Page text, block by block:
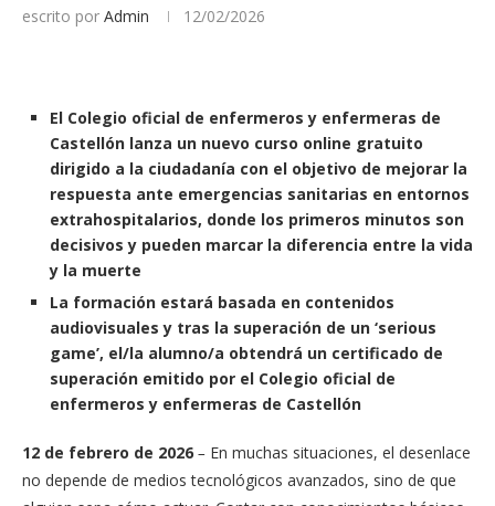
escrito por Admin 12/02/2026
El Colegio oficial de enfermeros y enfermeras de
Castellón lanza un nuevo curso online gratuito
dirigido a la ciudadanía con el objetivo de mejorar la
respuesta ante emergencias sanitarias en entornos
extrahospitalarios, donde los primeros minutos son
decisivos y pueden marcar la diferencia entre la vida
y la muerte
La formación estará basada en contenidos
audiovisuales y tras la superación de un ‘serious
game’, el/la alumno/a obtendrá un certificado de
superación emitido por el Colegio oficial de
enfermeros y enfermeras de Castellón
12 de febrero de 2026 – En muchas situaciones, el desenlace
no depende de medios tecnológicos avanzados, sino de que